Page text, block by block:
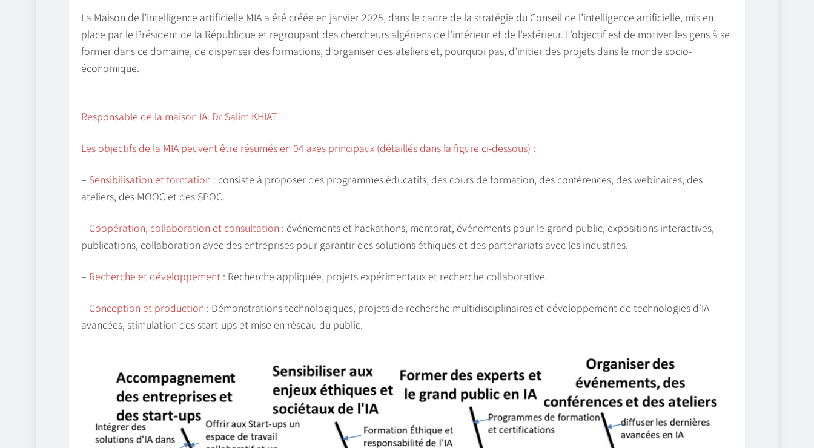
La Maison de l’intelligence artificielle MIA a été créée en janvier 2025, dans le cadre de la stratégie du Conseil de l’intelligence artificielle, mis en
place par le Président de la République et regroupant des chercheurs algériens de l’intérieur et de l’extérieur. L’objectif est de motiver les gens à se
former dans ce domaine, de dispenser des formations, d’organiser des ateliers et, pourquoi pas, d’initier des projets dans le monde socio-
économique.
Responsable de la maison IA: Dr Salim KHIAT
Les objectifs de la MIA peuvent être résumés en 04 axes principaux (détaillés dans la figure ci-dessous) :
– Sensibilisation et formation : consiste à proposer des programmes éducatifs, des cours de formation, des conférences, des webinaires, des
ateliers, des MOOC et des SPOC.
– Coopération, collaboration et consultation : événements et hackathons, mentorat, événements pour le grand public, expositions interactives,
publications, collaboration avec des entreprises pour garantir des solutions éthiques et des partenariats avec les industries.
– Recherche et développement : Recherche appliquée, projets expérimentaux et recherche collaborative.
– Conception et production : Démonstrations technologiques, projets de recherche multidisciplinaires et développement de technologies d’IA
avancées, stimulation des start-ups et mise en réseau du public.